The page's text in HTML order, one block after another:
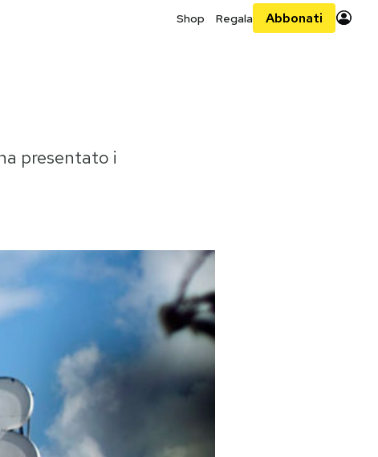
Shop Regala Abbonati
presentato i